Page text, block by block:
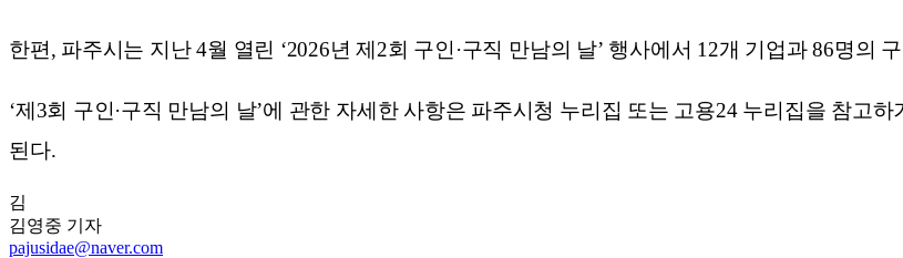
한편, 파주시는 지난 4월 열린 ‘2026년 제2회 구인·구직 만남의 날’ 행사에서 12개 기업과 86명의
‘제3회 구인·구직 만남의 날’에 관한 자세한 사항은 파주시청 누리집 또는 고용24 누리집을 참고
된다.
김
김영중 기자
pajusidae@naver.com